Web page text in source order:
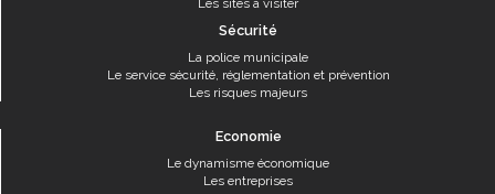
Les sites à visiter
Sécurité
La police municipale
Le service sécurité, réglementation et prévention
Les risques majeurs
Economie
Le dynamisme économique
Les entreprises